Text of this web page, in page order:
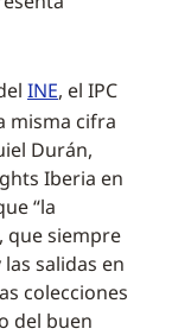
INE, el IPC
misma cifra
Durán,
Iberia en
“la
que siempre
salidas en
colecciones
del buen